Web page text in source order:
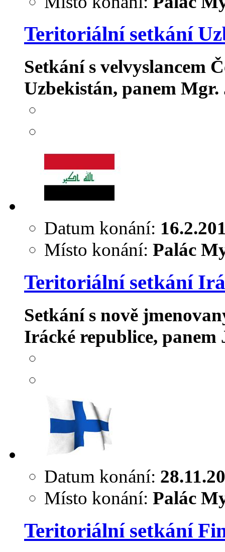
Teritoriální setkání
Setkání s velvyslancem
Uzbekistán, panem
Datum konání:
Místo konání: Palác
Teritoriální setkání
Setkání s nově
Irácké republice, panem
Datum konání:
Místo konání: Palác
Teritoriální setkání